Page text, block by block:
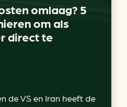
omlaag? 5
om als
direct te
de VS en Iran heeft de